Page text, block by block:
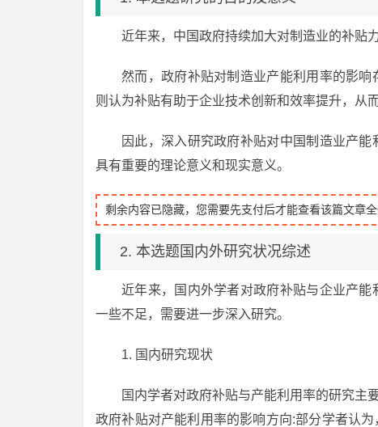
近年来，中国政府持续加大对制造业的补贴
然而，政府补贴对制造业产能利用率的影
则认为补贴有助于企业技术创新和效率提升，从
因此，深入研究政府补贴对中国制造业产
具有重要的理论意义和现实意义。
剩余内容已隐藏，您需要先支付后才能查看该篇文章全
2. 本选题国内外研究状况综述
近年来，国内外学者对政府补贴与企业产
一些不足，需要进一步深入研究。
1. 国内研究现状
国内学者对政府补贴与产能利用率的研究主
政府补贴对产能利用率的影响方向:部分学者认